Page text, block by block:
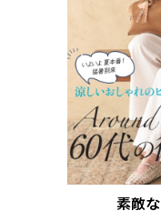
素敵